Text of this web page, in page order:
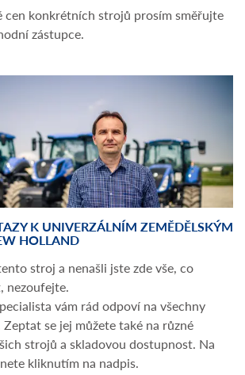
cen konkrétních strojů prosím směřujte
zástupce.
K UNIVERZÁLNÍM ZEMĚDĚLSKÝM
HOLLAND
stroj a nenašli jste zde vše, co
nezoufejte.
vám rád odpoví na všechny
Zeptat se jej můžete také na různé
strojů a skladovou dostupnost. Na
kliknutím na nadpis.